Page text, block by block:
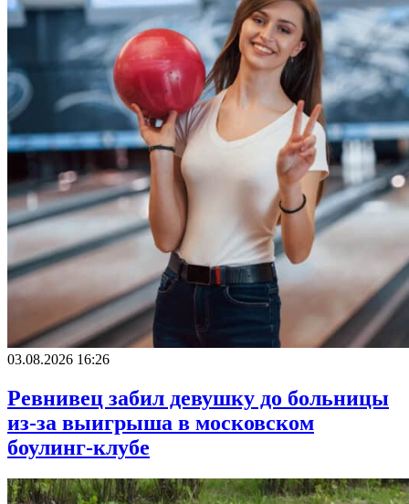
03.08.2026 16:26
Ревнивец забил девушку до больницы
из-за выигрыша в московском
боулинг-клубе